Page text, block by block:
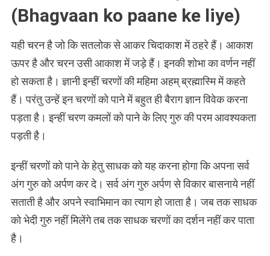
(Bhagvaan ko paane ke liye)
यही चरन है जो कि सतलोक से आकर चिदाकाश में ठहरे हैं। आकाश
ऊपर है और चरन उसी आकाश में जड़े हैं। इनकी शोभा का वर्णन नहीं
हो सकता है। ज्ञानी इन्हीं चरणों की महिमा अहम् ब्रह्मास्मि में कहते
हैं। परंतु उन्हें इन चरणों को पाने में बहुत ही बैराग ज्ञान विवेक करना
पड़ता है। इन्हीं चरण कमलों को पाने के लिए गुरु की परम आवश्यकता
पड़ती है।
इन्हीं चरणों को पाने के हेतु साधक को यह करना होगा कि अपना सर्व
अंग गुरु को अर्पण कर दे। सर्व अंग गुरु अर्पण से विकार बासनाये नहीं
सताती है और अपने स्वाभिमान का त्याग हो जाता है। जब तक साधक
को भेदी गुरु नहीं मिलेंगे तब तक साधक चरणों का दर्शन नहीं कर पाता
है।